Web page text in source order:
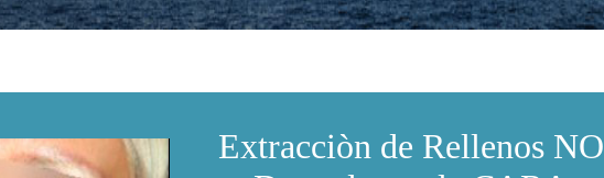
Extracciòn de Rellenos NO